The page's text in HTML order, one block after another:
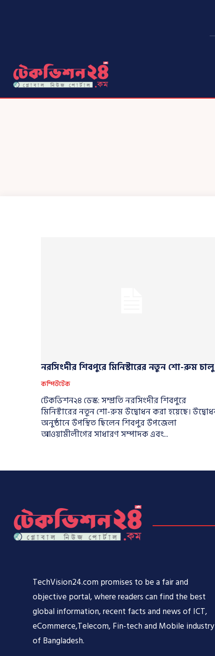
নরসিংদীর শিবপুরে মিনিস্টারের নতুন শো-রুম চালু
কম্পিউটেক
টেকভিশন২৪ ডেস্ক: সম্প্রতি নরসিংদীর শিবপুরে
মিনিস্টারের নতুন শো-রুম উদ্বোধন করা হয়েছে। উদ্বোধনী
অনুষ্ঠানে উপস্থিত ছিলেন শিবপুর উপজেলা
আওয়ামীলীগের সাধারণ সম্পাদক এবং...
TechVision24.com promises to be a fair and
objective portal, where readers can find the best
global information, recent facts and news of ICT,
eCommerce,Telecom, Fin-tech and Mobile industry
of Bangladesh.